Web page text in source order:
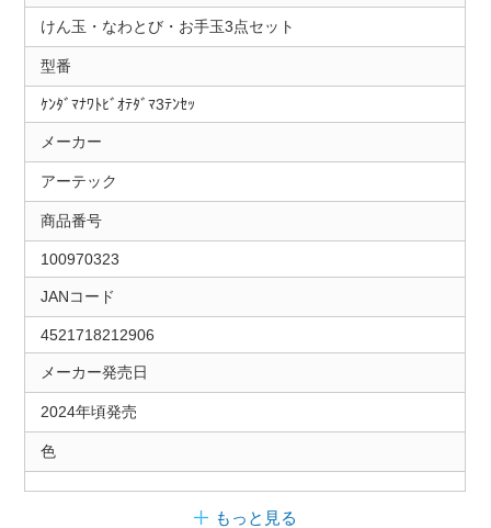
けん玉・なわとび・お手玉3点セット
型番
ｹﾝﾀﾞﾏﾅﾜﾄﾋﾞｵﾃﾀﾞﾏ3ﾃﾝｾｯ
メーカー
アーテック
商品番号
100970323
JANコード
4521718212906
メーカー発売日
2024年頃発売
色
もっと見る